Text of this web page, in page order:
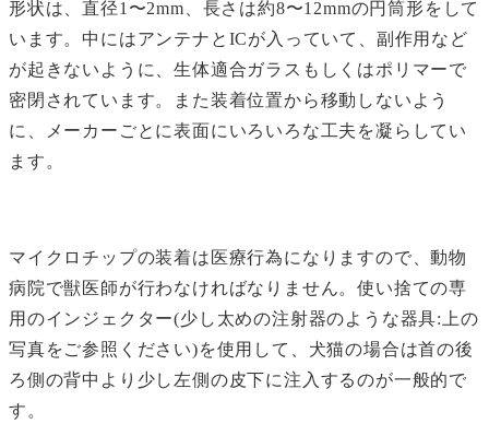
形状は、直径1〜2mm、長さは約8〜12mmの円筒形をして
います。中にはアンテナとICが入っていて、副作用など
が起きないように、生体適合ガラスもしくはポリマーで
密閉されています。また装着位置から移動しないよう
に、メーカーごとに表面にいろいろな工夫を凝らしてい
ます。
マイクロチップの装着は医療行為になりますので、動物
病院で獣医師が行わなければなりません。使い捨ての専
用のインジェクター(少し太めの注射器のような器具:上の
写真をご参照ください)を使用して、犬猫の場合は首の後
ろ側の背中より少し左側の皮下に注入するのが一般的で
す。